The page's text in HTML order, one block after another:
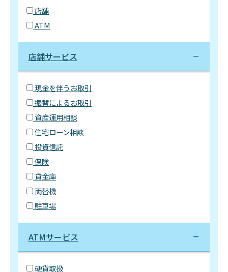
店舗
ATM
店舗サービス
現金を伴うお取引
振替によるお取引
資産運用相談
住宅ローン相談
投資信託
保険
貸金庫
両替機
駐車場
ATMサービス
硬貨取扱